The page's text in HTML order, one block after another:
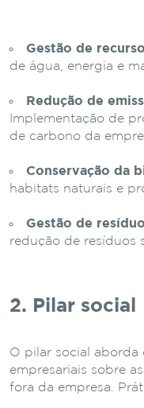
Gestão de
de água, energia e
Redução de
Implementação de
de carbono da
Conservação da
habitats naturais e
Gestão de
redução de resíduos
2. Pilar social
O pilar social aborda
empresariais sobre
fora da empresa.